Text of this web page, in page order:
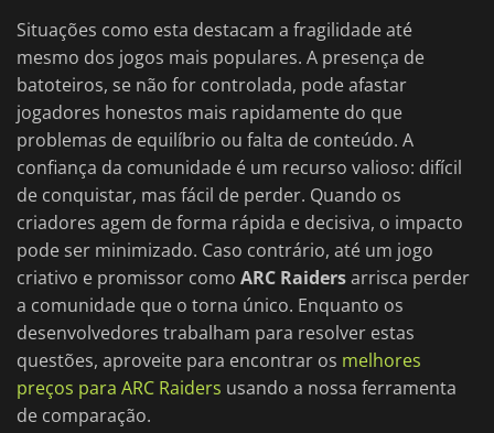
Situações como esta destacam a fragilidade até
mesmo dos jogos mais populares. A presença de
batoteiros, se não for controlada, pode afastar
jogadores honestos mais rapidamente do que
problemas de equilíbrio ou falta de conteúdo. A
confiança da comunidade é um recurso valioso: difícil
de conquistar, mas fácil de perder. Quando os
criadores agem de forma rápida e decisiva, o impacto
pode ser minimizado. Caso contrário, até um jogo
criativo e promissor como ARC Raidersarrisca perder
a comunidade que o torna único. Enquanto os
desenvolvedores trabalham para resolver estas
questões, aproveite para encontrar os melhores
preços para ARC Raiders usando a nossa ferramenta
de comparação.